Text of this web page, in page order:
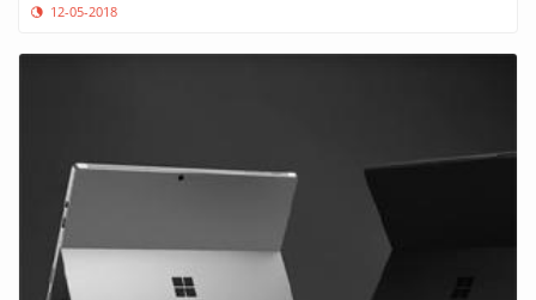
12-05-2018